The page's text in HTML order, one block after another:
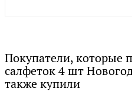
Покупатели, которые
салфеток 4 шт
также купили